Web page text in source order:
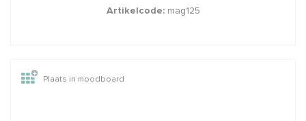
Artikelcode:mag125
Plaats in moodboard